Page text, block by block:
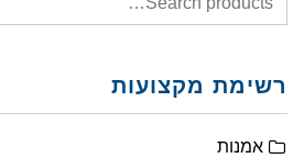
רשימת מקצועות
אמנות